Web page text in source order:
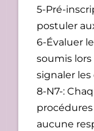
5-Pré-
postuler
6-Évaluer
soumis
signaler les
8-N7-:
aucune